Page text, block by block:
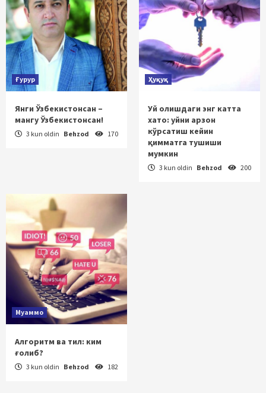
Ғурур
Янги Ўзбекистонсан –
мангу Ўзбекистонсан!
3 kun oldin Behzod 170
Ҳуқуқ
Уй олишдаги энг катта
хато: уйни арзон
кўрсатиш кейин
қимматга тушиши
мумкин
3 kun oldin Behzod 200
Муаммо
Алгоритм ва тил: ким
ғолиб?
3 kun oldin Behzod 182